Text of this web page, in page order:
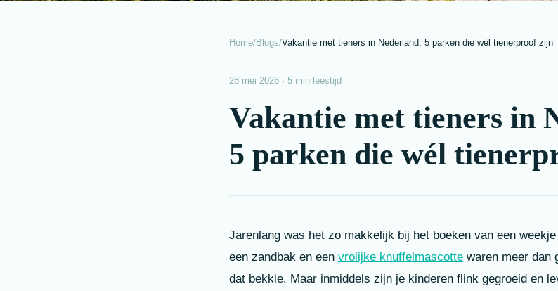
Home/Blogs/Vakantie met tieners in Nederland: 5 parken die wél tienerproof zijn
28 mei 2026 · 5 min leestijd
Vakantie met tieners in
5 parken die wél
Jarenlang was het zo makkelijk bij het boeken van een
een zandbak en een vrolijke knuffelmascotte waren meer dan
dat bekkie. Maar inmiddels zijn je kinderen flink gegroeid en